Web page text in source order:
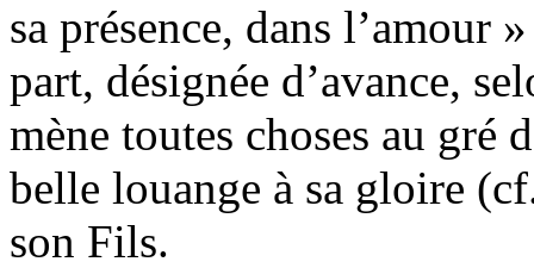
sa présence, dans
part, désignée d’avance,
mène toutes choses au gré
belle louange à sa gloire
son Fils.